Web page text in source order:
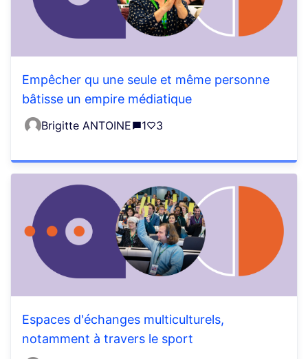
Empêcher qu une seule et même personne
bâtisse un empire médiatique
Brigitte ANTOINE 1 3
Espaces d'échanges multiculturels,
notamment à travers le sport